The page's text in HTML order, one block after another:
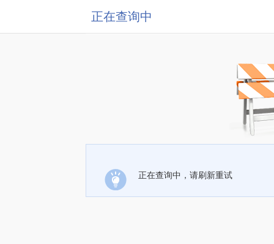
正在查询中
正在查询中，请刷新重试